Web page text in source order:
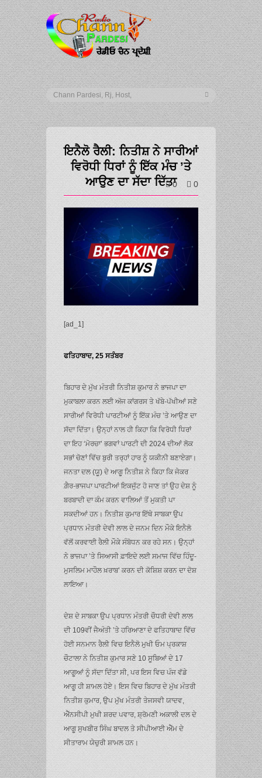
ਇਨੈਲੋ ਰੈਲੀ: ਨਿਤੀਸ਼ ਨੇ ਸਾਰੀਆਂ
ਵਿਰੋਧੀ ਧਿਰਾਂ ਨੂੰ ਇੱਕ ਮੰਚ ’ਤੇ
ਆਉਣ ਦਾ ਸੱਦਾ ਦਿੱਤਾ
0 0
[ad_1]
ਫਤਿਹਾਬਾਦ, 25 ਸਤੰਬਰ
ਬਿਹਾਰ ਦੇ ਮੁੱਖ ਮੰਤਰੀ ਨਿਤੀਸ਼ ਕੁਮਾਰ ਨੇ ਭਾਜਪਾ ਦਾ
ਮੁਕਾਬਲਾ ਕਰਨ ਲਈ ਅੱਜ ਕਾਂਗਰਸ ਤੇ ਖੱਬੇ-ਪੱਖੀਆਂ ਸਣੇ
ਸਾਰੀਆਂ ਵਿਰੋਧੀ ਪਾਰਟੀਆਂ ਨੂੰ ਇੱਕ ਮੰਚ ’ਤੇ ਆਉਣ ਦਾ
ਸੱਦਾ ਦਿੱਤਾ। ਉਨ੍ਹਾਂ ਨਾਲ ਹੀ ਕਿਹਾ ਕਿ ਵਿਰੋਧੀ ਧਿਰਾਂ
ਦਾ ਇਹ ‘ਮੋਰਚਾ’ ਭਗਵਾਂ ਪਾਰਟੀ ਦੀ 2024 ਦੀਆਂ ਲੋਕ
ਸਭਾਂ ਚੋਣਾਂ ਵਿੱਚ ਬੁਰੀ ਤਰ੍ਹਾਂ ਹਾਰ ਨੂੰ ਯਕੀਨੀ ਬਣਾਏਗਾ।
ਜਨਤਾ ਦਲ (ਯੂ) ਦੇ ਆਗੂ ਨਿਤੀਸ਼ ਨੇ ਕਿਹਾ ਕਿ ਜੇਕਰ
ਗ਼ੈਰ-ਭਾਜਪਾ ਪਾਰਟੀਆਂ ਇਕਜੁੱਟ ਹੋ ਜਾਣ ਤਾਂ ਉਹ ਦੇਸ਼ ਨੂੰ
ਬਰਬਾਦੀ ਦਾ ਕੰਮ ਕਰਨ ਵਾਲਿਆਂ ਤੋਂ ਮੁਕਤੀ ਪਾ
ਸਕਦੀਆਂ ਹਨ। ਨਿਤੀਸ਼ ਕੁਮਾਰ ਇੱਥੇ ਸਾਬਕਾ ਉਪ
ਪ੍ਰਧਾਨ ਮੰਤਰੀ ਦੇਵੀ ਲਾਲ ਦੇ ਜਨਮ ਦਿਨ ਮੌਕੇ ਇਨੈਲੋ
ਵੱਲੋਂ ਕਰਵਾਈ ਰੈਲੀ ਮੌਕੇ ਸੰਬੋਧਨ ਕਰ ਰਹੇ ਸਨ। ਉਨ੍ਹਾਂ
ਨੇ ਭਾਜਪਾ ’ਤੇ ਸਿਆਸੀ ਫ਼ਾਇਦੇ ਲਈ ਸਮਾਜ ਵਿੱਚ ਹਿੰਦੂ-
ਮੁਸਲਿਮ ਮਾਹੌਲ ਖ਼ਰਾਬ’ ਕਰਨ ਦੀ ਕੋਸ਼ਿਸ਼ ਕਰਨ ਦਾ ਦੋਸ਼
ਲਾਇਆ।
ਦੇਸ਼ ਦੇ ਸਾਬਕਾ ਉਪ ਪ੍ਰਧਾਨ ਮੰਤਰੀ ਚੌਧਰੀ ਦੇਵੀ ਲਾਲ
ਦੀ 109ਵੀਂ ਜੈਅੰਤੀ ’ਤੇ ਹਰਿਆਣਾ ਦੇ ਫਤਿਹਾਬਾਦ ਵਿੱਚ
ਹੋਈ ਸਨਮਾਨ ਰੈਲੀ ਵਿਚ ਇਨੈਲੋ ਮੁਖੀ ਓਮ ਪ੍ਰਕਾਸ਼
ਚੌਟਾਲਾ ਨੇ ਨਿਤੀਸ਼ ਕੁਮਾਰ ਸਣੇ 10 ਸੂਬਿਆਂ ਦੇ 17
ਆਗੂਆਂ ਨੂੰ ਸੱਦਾ ਦਿੱਤਾ ਸੀ, ਪਰ ਇਸ ਵਿਚ ਪੰਜ ਵੱਡੇ
ਆਗੂ ਹੀ ਸ਼ਾਮਲ ਹੋਏ। ਇਸ ਵਿਚ ਬਿਹਾਰ ਦੇ ਮੁੱਖ ਮੰਤਰੀ
ਨਿਤੀਸ਼ ਕੁਮਾਰ, ਉਪ ਮੁੱਖ ਮੰਤਰੀ ਤੇਜਸਵੀ ਯਾਦਵ,
ਐੱਨਸੀਪੀ ਮੁਖੀ ਸ਼ਰਦ ਪਵਾਰ, ਸ਼੍ਰੋਮਣੀ ਅਕਾਲੀ ਦਲ ਦੇ
ਆਗੂ ਸੁਖਬੀਰ ਸਿੰਘ ਬਾਦਲ ਤੇ ਸੀਪੀਆਈ ਐੱਮ ਦੇ
ਸੀਤਾਰਾਮ ਯੇਚੁਰੀ ਸ਼ਾਮਲ ਹਨ।